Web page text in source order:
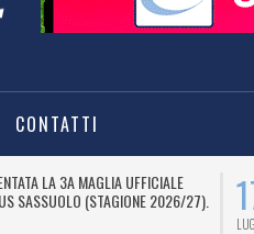
CONTATTI
LA 3A MAGLIA UFFICIALE
SASSUOLO (STAGIONE 2026/27).